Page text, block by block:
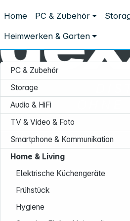
Home PC & Zubehör
Heimwerken & Garten
Home & Living Badarmaturen
Wannenarmaturen
PC & Zubehör
Storage
Audio & HiFi
TV & Video & Foto
Smartphone & Kommunikation
Home & Living
Elektrische Küchengeräte
Frühstück
Hygiene
Service-Hotline:
+49 931 9708–496
Mo. - Fr.: 08:00 - 17:00 Uhr